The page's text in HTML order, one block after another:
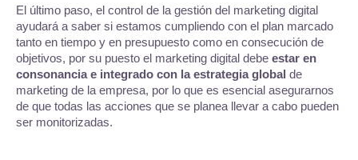
El último paso, el control de la gestión del marketing digital
ayudará a saber si estamos cumpliendo con el plan marcado
tanto en tiempo y en presupuesto como en consecución de
objetivos, por su puesto el marketing digital debe estar en
consonancia e integrado con la estrategia global de
marketing de la empresa, por lo que es esencial asegurarnos
de que todas las acciones que se planea llevar a cabo pueden
ser monitorizadas.